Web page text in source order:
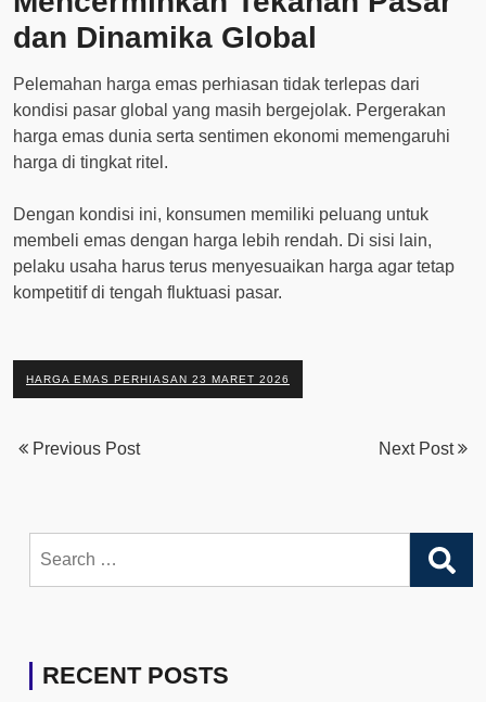
dan Dinamika Global
Pelemahan harga emas perhiasan tidak terlepas dari
kondisi pasar global yang masih bergejolak. Pergerakan
harga emas dunia serta sentimen ekonomi memengaruhi
harga di tingkat ritel.
Dengan kondisi ini, konsumen memiliki peluang untuk
membeli emas dengan harga lebih rendah. Di sisi lain,
pelaku usaha harus terus menyesuaikan harga agar tetap
kompetitif di tengah fluktuasi pasar.
HARGA EMAS PERHIASAN 23 MARET 2026
Previous Post Next Post
for:
RECENT POSTS